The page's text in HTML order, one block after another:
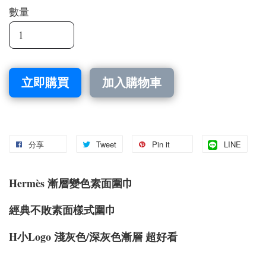
數量
立即購買 加入購物車
分享 Tweet Pin it LINE
Hermès 漸層變色素面圍巾
經典不敗素面樣式圍巾
H小Logo 淺灰色/深灰色漸層 超好看